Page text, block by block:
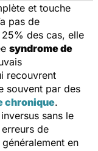
et touche
pas de
des cas, elle
syndrome de
recouvrent
souvent par des
chronique.
sans le
de
en